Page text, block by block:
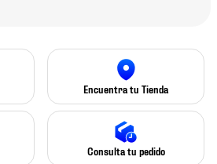
Encuentra tu Tienda
Consulta tu pedido